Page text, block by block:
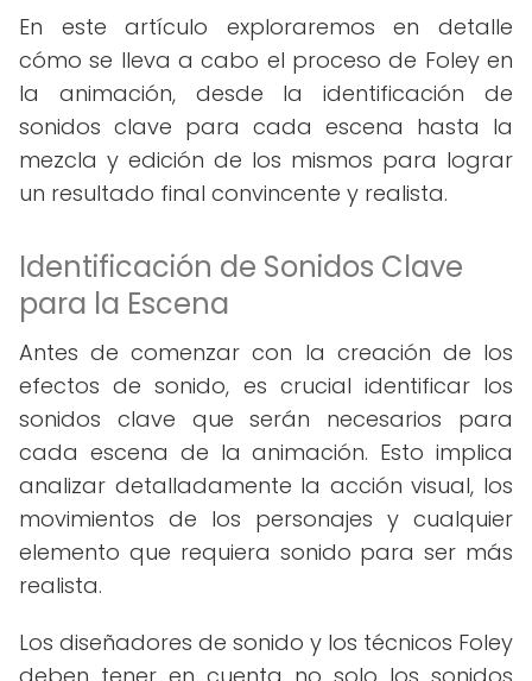
En este artículo exploraremos en detalle
cómo se lleva a cabo el proceso de Foley en
la animación, desde la identificación de
sonidos clave para cada escena hasta la
mezcla y edición de los mismos para lograr
un resultado final convincente y realista.
Identificación de Sonidos Clave
para la Escena
Antes de comenzar con la creación de los
efectos de sonido, es crucial identificar los
sonidos clave que serán necesarios para
cada escena de la animación. Esto implica
analizar detalladamente la acción visual, los
movimientos de los personajes y cualquier
elemento que requiera sonido para ser más
realista.
Los diseñadores de sonido y los técnicos Foley